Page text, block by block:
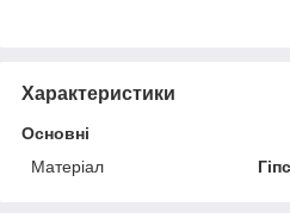
Характеристики
Основні
Матеріал
Гіпс